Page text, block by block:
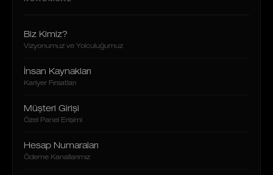
Biz Kimiz?
Vizyonumuz ve Yolculuğumuz
İnsan Kaynakları
Kariyer Fırsatları
Müşteri Girişi
Özel Panel Erişimi
Hesap Numaraları
Ödeme Kanallarımız